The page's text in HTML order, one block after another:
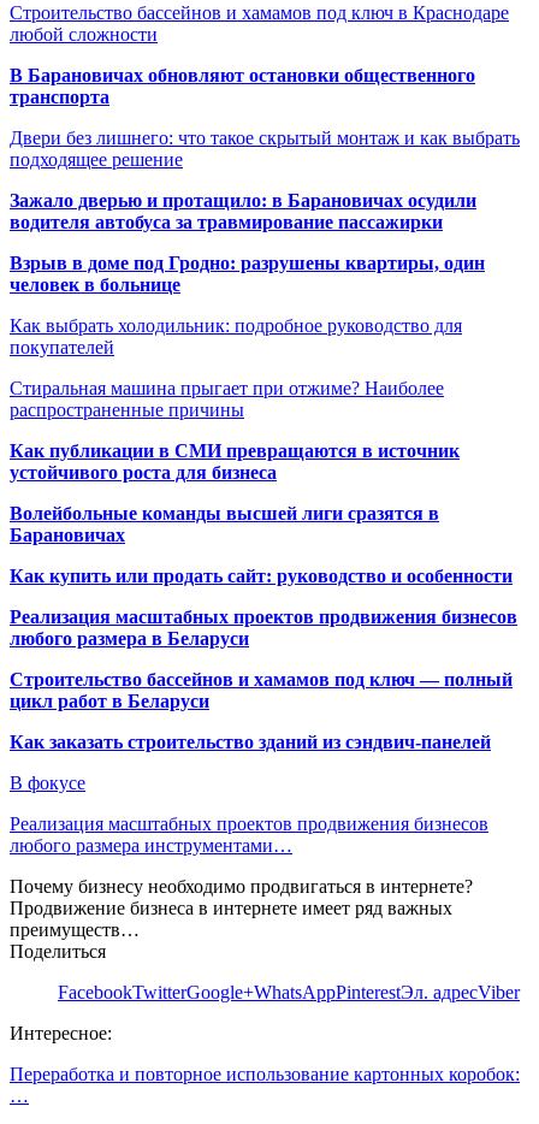
Строительство бассейнов и хамамов под ключ в Краснодаре
любой сложности
В Барановичах обновляют остановки общественного
транспорта
Двери без лишнего: что такое скрытый монтаж и как выбрать
подходящее решение
Зажало дверью и протащило: в Барановичах осудили
водителя автобуса за травмирование пассажирки
Взрыв в доме под Гродно: разрушены квартиры, один
человек в больнице
Как выбрать холодильник: подробное руководство для
покупателей
Стиральная машина прыгает при отжиме? Наиболее
распространенные причины
Как публикации в СМИ превращаются в источник
устойчивого роста для бизнеса
Волейбольные команды высшей лиги сразятся в
Барановичах
Как купить или продать сайт: руководство и особенности
Реализация масштабных проектов продвижения бизнесов
любого размера в Беларуси
Строительство бассейнов и хамамов под ключ — полный
цикл работ в Беларуси
Как заказать строительство зданий из сэндвич-панелей
В фокусе
Реализация масштабных проектов продвижения бизнесов
любого размера инструментами…
Почему бизнесу необходимо продвигаться в интернете?
Продвижение бизнеса в интернете имеет ряд важных
преимуществ…
Поделиться
FacebookTwitterGoogle+WhatsAppPinterestЭл. адресViber
Интересное:
Переработка и повторное использование картонных коробок:
…